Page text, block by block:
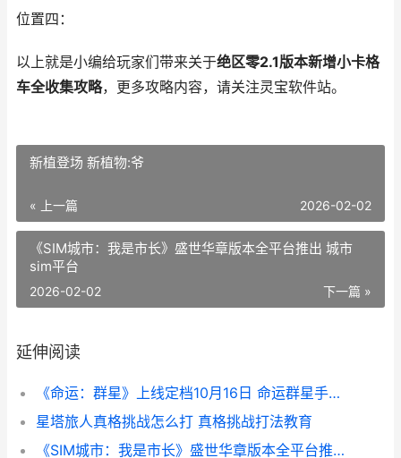
位置四：
以上就是小编给玩家们带来关于绝区零2.1版本新增小卡格
车全收集攻略，更多攻略内容，请关注灵宝软件站。
新植登场 新植物:爷
« 上一篇 2026-02-02
《SIM城市：我是市长》盛世华章版本全平台推出 城市
sim平台
下一篇 »
2026-02-02
延伸阅读
《命运：群星》上线定档10月16日 命运群星手游官网
星塔旅人真格挑战怎么打 真格挑战打法教育
《SIM城市：我是市长》盛世华章版本全平台推出 城市sim平台